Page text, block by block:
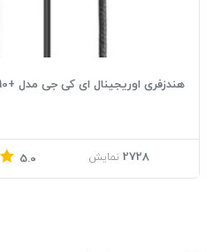
هندزفری اوریجینال ای کی جی مدل +s10
2728 نمایش 5.0